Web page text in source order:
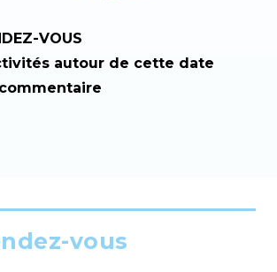
VOUS
autour de cette date
vous